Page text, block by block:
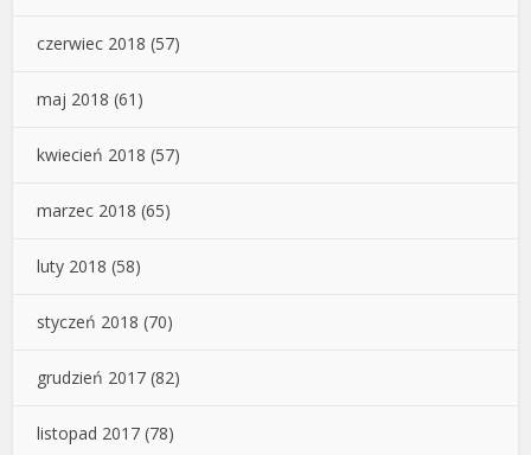
czerwiec 2018 (57)
maj 2018 (61)
kwiecień 2018 (57)
marzec 2018 (65)
luty 2018 (58)
styczeń 2018 (70)
grudzień 2017 (82)
listopad 2017 (78)